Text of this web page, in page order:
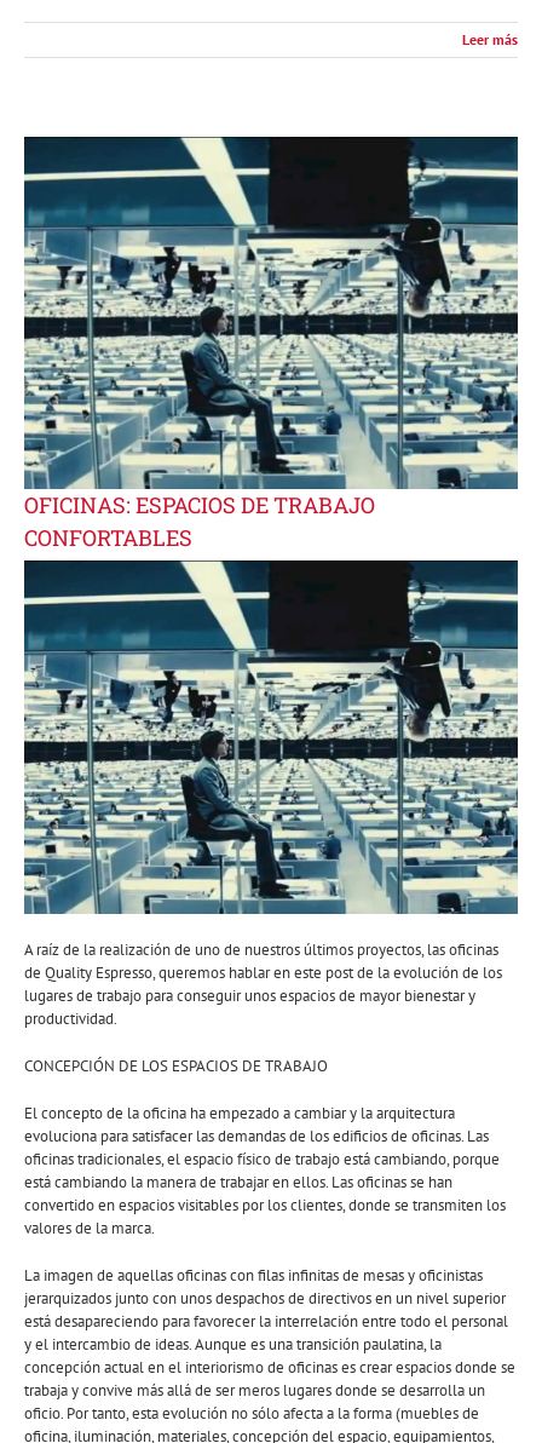
Leer más
OFICINAS: ESPACIOS DE TRABAJO
CONFORTABLES
A raíz de la realización de uno de nuestros últimos proyectos, las oficinas
de Quality Espresso, queremos hablar en este post de la evolución de los
lugares de trabajo para conseguir unos espacios de mayor bienestar y
productividad.
CONCEPCIÓN DE LOS ESPACIOS DE TRABAJO
El concepto de la oficina ha empezado a cambiar y la arquitectura
evoluciona para satisfacer las demandas de los edificios de oficinas. Las
oficinas tradicionales, el espacio físico de trabajo está cambiando, porque
está cambiando la manera de trabajar en ellos. Las oficinas se han
convertido en espacios visitables por los clientes, donde se transmiten los
valores de la marca.
La imagen de aquellas oficinas con filas infinitas de mesas y oficinistas
jerarquizados junto con unos despachos de directivos en un nivel superior
está desapareciendo para favorecer la interrelación entre todo el personal
y el intercambio de ideas. Aunque es una transición paulatina, la
concepción actual en el interiorismo de oficinas es crear espacios donde se
trabaja y convive más allá de ser meros lugares donde se desarrolla un
oficio. Por tanto, esta evolución no sólo afecta a la forma (muebles de
oficina, iluminación, materiales, concepción del espacio, equipamientos,